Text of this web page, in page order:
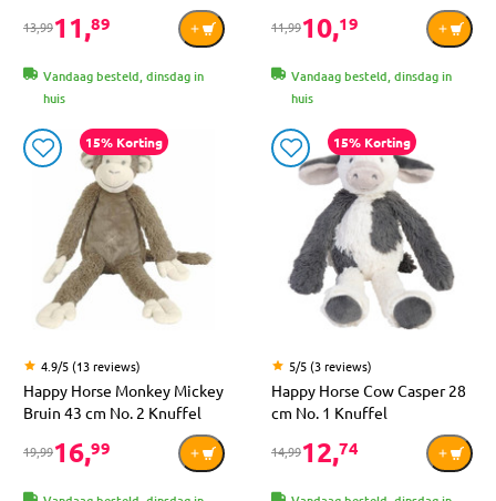
13,9911,89
Vandaag besteld, dinsdag in
huis
11,9910,19
Vandaag besteld, dinsdag in
huis
15% Korting
4.9/5 (13 reviews)
Happy Horse Monkey Mickey
Bruin 43 cm No. 2 Knuffel
19,9916,99
15% Korting
5/5 (3 reviews)
Happy Horse Cow Casper 28
cm No. 1 Knuffel
14,9912,74